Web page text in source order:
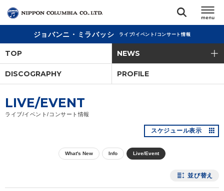
閉じる
アーティスト
オーディション
ジョバンニ・ミラバッシ ライブ/イベント/コンサート情報
TOP NEWS
DISCOGRAPHY PROFILE
LIVE/EVENT
ライブ/イベント/コンサート情報
スケジュール表示
What's New Info Live/Event
並び替え